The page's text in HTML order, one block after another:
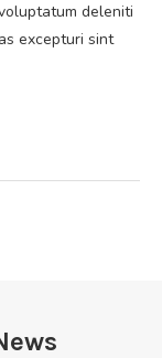
deleniti
excepturi sint